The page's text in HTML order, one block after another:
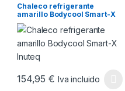
Chaleco refrigerante
amarillo Bodycool Smart-X
Inuteq
154,95€ Iva incluido
Este producto tiene